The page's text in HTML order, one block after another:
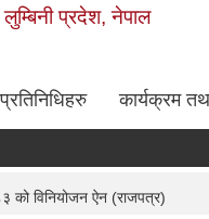
प्रदेश, नेपाल
कार्यक्रम
को विनियोजन ऐन (राजपत्र)